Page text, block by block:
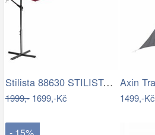
Stilista 88630 STILISTA Zahradní LED…
1999,-1699,-Kč 1499,-Kč